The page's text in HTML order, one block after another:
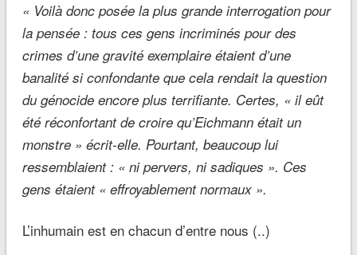
« Voilà donc posée la plus grande interrogation pour
la pensée : tous ces gens incriminés pour des
crimes d’une gravité exemplaire étaient d’une
banalité si confondante que cela rendait la question
du génocide encore plus terrifiante. Certes, « il eût
été réconfortant de croire qu’Eichmann était un
monstre » écrit-elle. Pourtant, beaucoup lui
ressemblaient : « ni pervers, ni sadiques ». Ces
gens étaient « effroyablement normaux ».
L’inhumain est en chacun d’entre nous (..)